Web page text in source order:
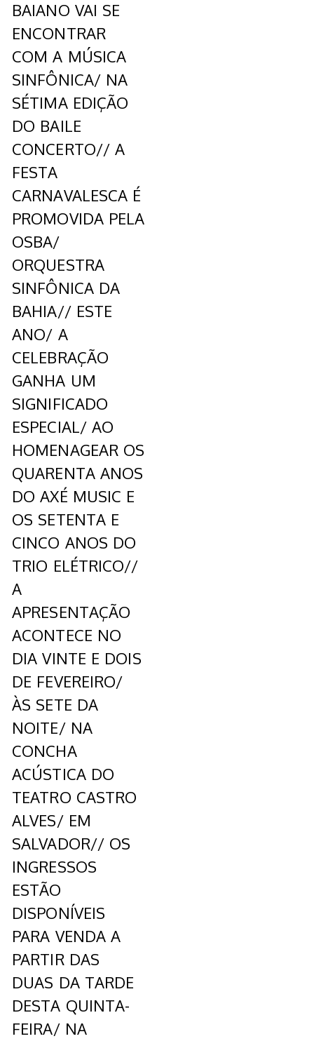
BAIANO VAI SE
ENCONTRAR
COM A MÚSICA
SINFÔNICA/ NA
SÉTIMA EDIÇÃO
DO BAILE
CONCERTO// A
FESTA
CARNAVALESCA É
PROMOVIDA PELA
OSBA/
ORQUESTRA
SINFÔNICA DA
BAHIA// ESTE
ANO/ A
CELEBRAÇÃO
GANHA UM
SIGNIFICADO
ESPECIAL/ AO
HOMENAGEAR OS
QUARENTA ANOS
DO AXÉ MUSIC E
OS SETENTA E
CINCO ANOS DO
TRIO ELÉTRICO//
A
APRESENTAÇÃO
ACONTECE NO
DIA VINTE E DOIS
DE FEVEREIRO/
ÀS SETE DA
NOITE/ NA
CONCHA
ACÚSTICA DO
TEATRO CASTRO
ALVES/ EM
SALVADOR// OS
INGRESSOS
ESTÃO
DISPONÍVEIS
PARA VENDA A
PARTIR DAS
DUAS DA TARDE
DESTA QUINTA-
FEIRA/ NA